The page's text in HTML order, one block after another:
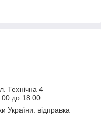
Технічна 4
до 18:00.
України: відправка